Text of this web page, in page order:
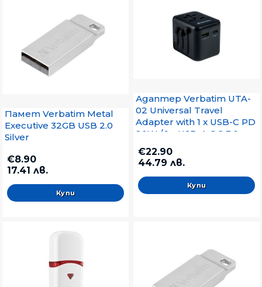
Памет Verbatim Metal
Executive 32GB USB 2.0
Silver
€8.90
17.41 лв.
Адаптер Verbatim UTA-
02 Universal Travel
Adapter with 1 x USB-C PD
20W / 1 x USB-A QC 3.0
€22.90
44.79 лв.